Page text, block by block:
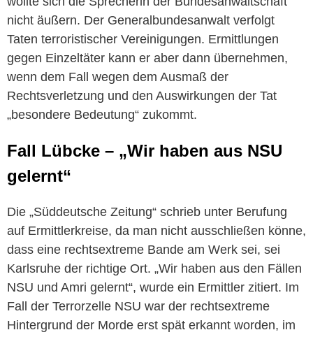
nicht äußern. Der Generalbundesanwalt verfolgt
Taten terroristischer Vereinigungen. Ermittlungen
gegen Einzeltäter kann er aber dann übernehmen,
wenn dem Fall wegen dem Ausmaß der
Rechtsverletzung und den Auswirkungen der Tat
„besondere Bedeutung“ zukommt.
Fall Lübcke – „Wir haben aus NSU
gelernt“
Die „Süddeutsche Zeitung“ schrieb unter Berufung
auf Ermittlerkreise, da man nicht ausschließen könne,
dass eine rechtsextreme Bande am Werk sei, sei
Karlsruhe der richtige Ort. „Wir haben aus den Fällen
NSU und Amri gelernt“, wurde ein Ermittler zitiert. Im
Fall der Terrorzelle NSU war der rechtsextreme
Hintergrund der Morde erst spät erkannt worden, im